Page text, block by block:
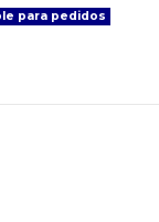
para pedidos